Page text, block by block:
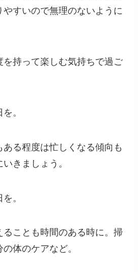
やすいので無理のないように
を持って楽しむ気持ちで過ご
。
る程度は忙しくなる傾向も
きましょう。
。
ることも時間のある時に。掃
体のケアなど。